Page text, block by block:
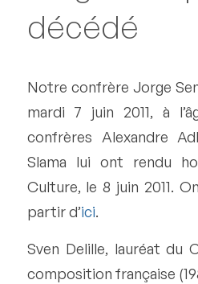
décédé
Notre confrère Jorge
mardi 7 juin 2011, à
confrères Alexandre
Slama lui ont rendu
Culture, le 8 juin 2011.
partir d’ici.
Sven Delille, lauréat du
composition française